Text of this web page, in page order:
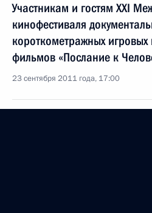
Участникам и гостям XXI
кинофестиваля
короткометражных
фильмов «Послание к
23 сентября 2011 года, 17:00